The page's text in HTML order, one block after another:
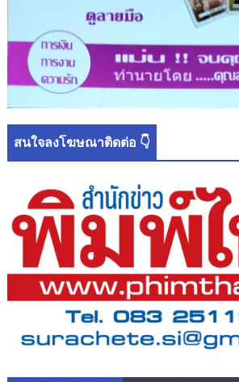
สนใจลงโฆษณาติดต่อ 👇